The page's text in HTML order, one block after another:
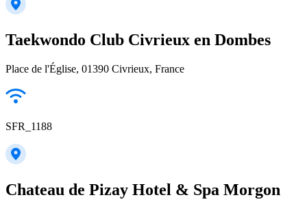
Taekwondo Club Civrieux en Dombes
Place de l'Église, 01390 Civrieux, France
SFR_1188
Chateau de Pizay Hotel & Spa Morgon